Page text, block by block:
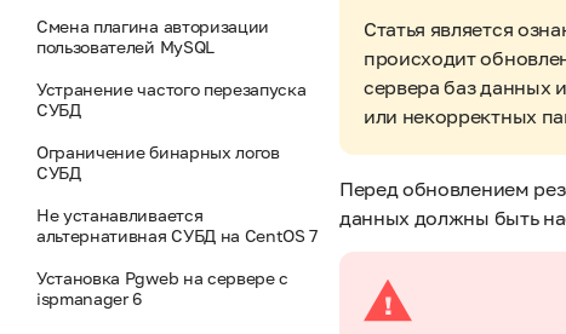
Смена плагина авторизации
пользователей MySQL
Устранение частого перезапуска
СУБД
Ограничение бинарных логов
СУБД
Не устанавливается
альтернативная СУБД на CentOS 7
Установка Pgweb на сервере с
ispmanager 6
Статья является
происходит
сервера баз данных
или некорректных
Перед обновлением
данных должны быть